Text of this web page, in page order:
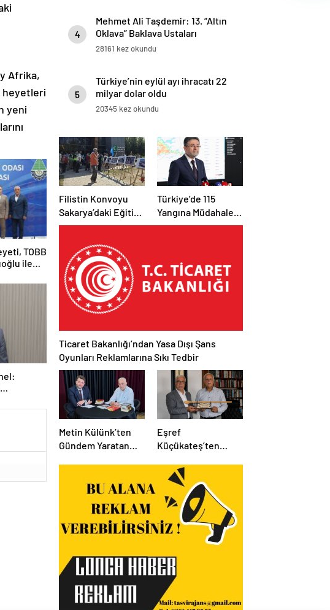
Afrika,
heyetleri
yeni
TOBB
ile
ile
4
Mehmet Ali Taşdemir: 13. “Altın
Oklava” Baklava Ustaları
Yarışması ve “Baklava Festivali”
28161 kez okundu
5
Türkiye’nin eylül ayı ihracatı 22
milyar dolar oldu
20345 kez okundu
Filistin Konvoyu
Sakarya’daki Eğitim
Kampını
Etabı Başlıyor
Türkiye’de 115
Yangına Müdahale
Edildi: 110’u Kontrol
Ticaret Bakanlığı’ndan Yasa Dışı Şans
Oyunları Reklamlarına Sıkı Tedbir
Metin Külünk’ten
Gündem Yaratan
Siyasete İlişkin
Mesajlar
Eşref
Küçükateş’ten
Hüseyin Avni
Mutlu’ya Anlamlı
Ziyaret